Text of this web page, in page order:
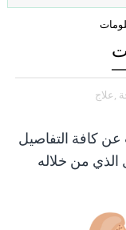
,علاج
كافة التفاصيل
الذي من خلاله